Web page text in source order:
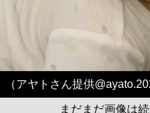
（アヤトさん提供
まだまだ画像は